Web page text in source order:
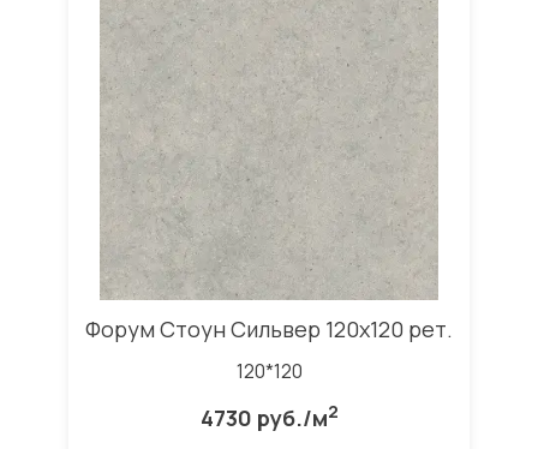
Форум Стоун Сильвер 120x120 рет.
120*120
4730 руб./м2